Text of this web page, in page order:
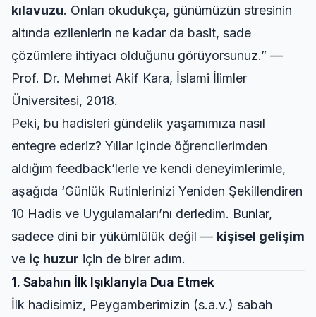
kılavuzu. Onları okudukça, günümüzün stresinin
altında ezilenlerin ne kadar da basit, sade
çözümlere ihtiyacı olduğunu görüyorsunuz.” —
Prof. Dr. Mehmet Akif Kara, İslami İlimler
Üniversitesi, 2018.
Peki, bu hadisleri gündelik yaşamımıza nasıl
entegre ederiz? Yıllar içinde öğrencilerimden
aldığım feedback’lerle ve kendi deneyimlerimle,
aşağıda ‘Günlük Rutinlerinizi Yeniden Şekillendiren
10 Hadis ve Uygulamaları’nı derledim. Bunlar,
sadece dini bir yükümlülük değil — kişisel gelişim
ve iç huzur için de birer adım.
1. Sabahın İlk Işıklarıyla Dua Etmek
İlk hadisimiz, Peygamberimizin (s.a.v.) sabah